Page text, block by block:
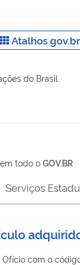
de navegação
do Brasil
em todo o GOV.BR
Serviços
com o